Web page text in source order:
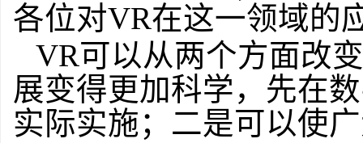
各位对VR在这一领域的
VR可以从两个方面改
展变得更加科学，先在
实际实施；二是可以使